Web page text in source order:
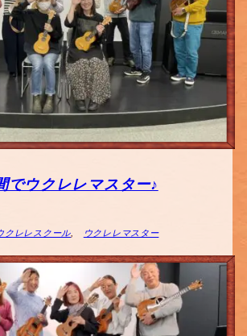
でウクレレマスター♪
クレレスクール, ウクレレマスター